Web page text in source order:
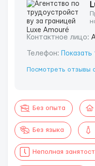
Контактное лицо:
Телефон:
Посмотреть
Без опыта
Без языка
Неполная